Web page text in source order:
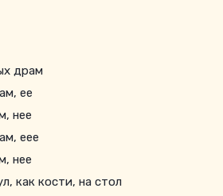
драм
ее
нее
еее
нее
как кости, на стол